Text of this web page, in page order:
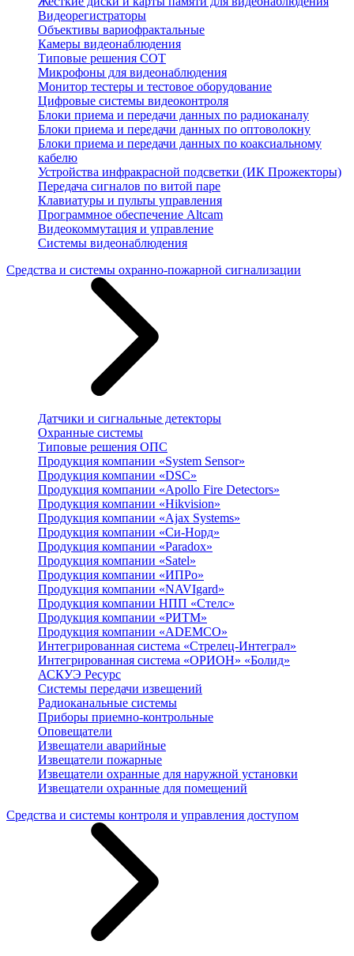
Видеорегистраторы
Объективы вариофрактальные
Камеры видеонаблюдения
Типовые решения СОТ
Микрофоны для видеонаблюдения
Монитор тестеры и тестовое оборудование
Цифровые системы видеоконтроля
Блоки приема и передачи данных по радиоканалу
Блоки приема и передачи данных по оптоволокну
Блоки приема и передачи данных по коаксиальному
кабелю
Устройства инфракрасной подсветки (ИК Прожекторы)
Передача сигналов по витой паре
Клавиатуры и пульты управления
Программное обеспечение Altcam
Видеокоммутация и управление
Системы видеонаблюдения
Средства и системы охранно-пожарной сигнализации
Датчики и сигнальные детекторы
Охранные системы
Типовые решения ОПС
Продукция компании «System Sensor»
Продукция компании «DSC»
Продукция компании «Apollo Fire Detectors»
Продукция компании «Hikvision»
Продукция компании «Ajax Systems»
Продукция компании «Си-Норд»
Продукция компании «Paradox»
Продукция компании «Satel»
Продукция компании «ИПРо»
Продукция компании «NAVIgard»
Продукция компании НПП «Стелс»
Продукция компании «РИТМ»
Продукция компании «ADEMCO»
Интегрированная система «Стрелец-Интеграл»
Интегрированная система «ОРИОН» «Болид»
АСКУЭ Ресурс
Системы передачи извещений
Радиоканальные системы
Приборы приемно-контрольные
Оповещатели
Извещатели аварийные
Извещатели пожарные
Извещатели охранные для наружной установки
Извещатели охранные для помещений
Средства и системы контроля и управления доступом